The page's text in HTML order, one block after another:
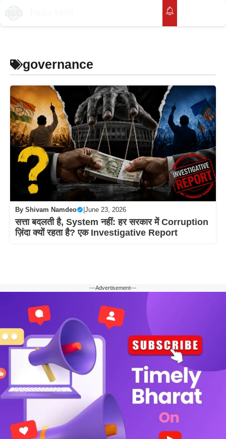
Skip
governance
By Shivam Namdeo June 23, 2026
सत्ता बदलती है, System नहीं: हर सरकार में Corruption
ज़िंदा क्यों रहता है? एक Investigative Report
---Advertisement---